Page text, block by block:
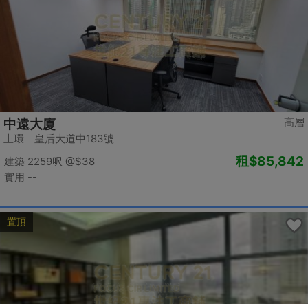
高層
中遠大廈
上環 皇后大道中183號
建築 2259呎 @$38
實用 --
租$85,842
置頂